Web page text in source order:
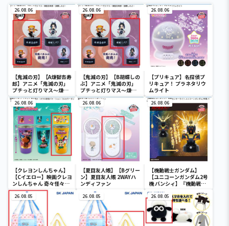
26.08.06
【鬼滅の刃】【A煉獄杏寿
郎】アニメ「鬼滅の刃」
プチっと灯りマス～煉獄
杏寿郎・胡蝶しのぶ～
26.08.06
【鬼滅の刃】【B胡蝶しの
ぶ】アニメ「鬼滅の刃」
プチっと灯りマス～煉獄
杏寿郎・胡蝶しのぶ～
26.08.06
【プリキュア】名探偵プ
リキュア！ プラネタリウ
ムライト
26.08.06
【クレヨンしんちゃん】
【Cイエロー】映画クレヨ
ンしんちゃん 奇々怪々！
オラの妖怪バケ～ション
フルカラータンブラー
26.08.06
【夏目友人帳】【Bグリー
ン】夏目友人帳 2WAYハ
ンディファン
26.08.06
【機動戦士ガンダム】
【ユニコーンガンダム2号
機 バンシィ】『機動戦士
ーライト-ユニコーンガン
ダム2号機 バンシィ（デ
ストロイモード）-
26.08.05 26.08.05 26.08.05